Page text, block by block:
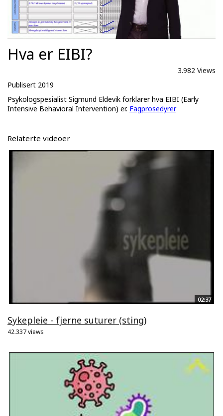
Hva er EIBI?
3.982 Views
Publisert 2019
Psykologspesialist Sigmund Eldevik forklarer hva EIBI (Early
Intensive Behavioral Intervention) er. Fagprosedyrer
Relaterte videoer
02:37
Sykepleie - fjerne suturer (sting)
42.337 views